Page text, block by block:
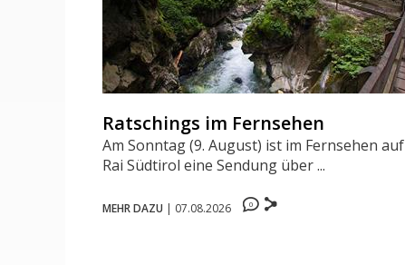
Ratschings im Fernsehen
Am Sonntag (9. August) ist im Fernsehen auf
Rai Südtirol eine Sendung über ...
MEHR DAZU | 07.08.2026 0